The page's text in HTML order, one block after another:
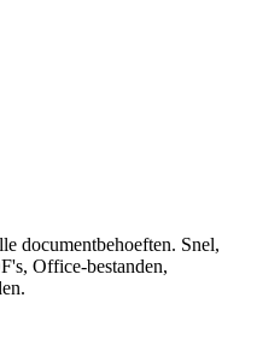
documentbehoeften. Snel,
Office-bestanden,